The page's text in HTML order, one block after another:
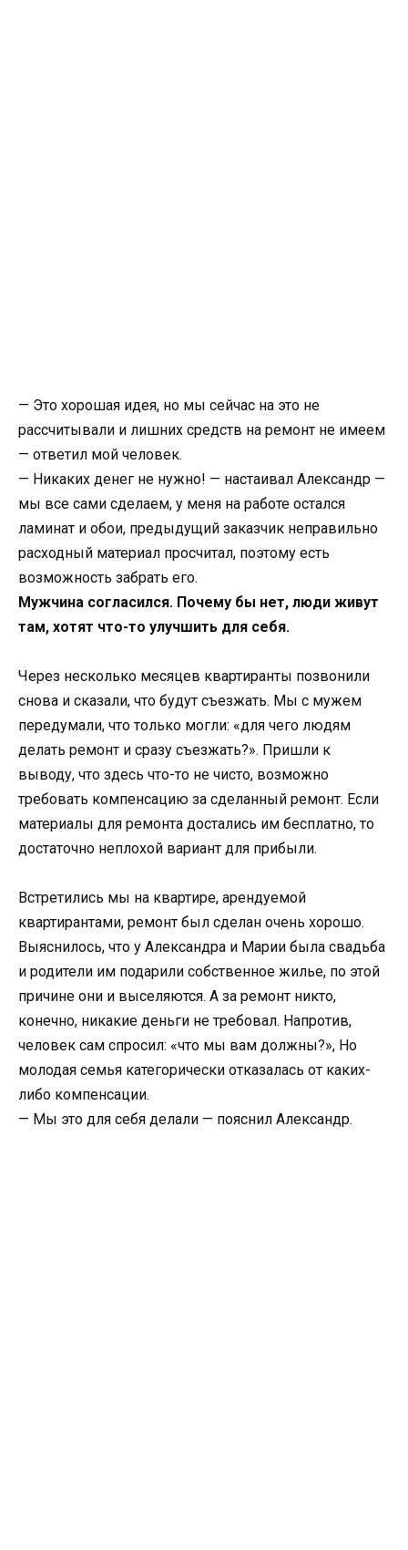
— Это хорошая идея, но мы сейчас на это не
рассчитывали и лишних средств на ремонт не имеем
— ответил мой человек.
— Никаких денег не нужно! — настаивал Александр —
мы все сами сделаем, у меня на работе остался
ламинат и обои, предыдущий заказчик неправильно
расходный материал просчитал, поэтому есть
возможность забрать его.
Мужчина согласился. Почему бы нет, люди живут
там, хотят что-то улучшить для себя.
Через несколько месяцев квартиранты позвонили
снова и сказали, что будут съезжать. Мы с мужем
передумали, что только могли: «для чего людям
делать ремонт и сразу съезжать?». Пришли к
выводу, что здесь что-то не чисто, возможно
требовать компенсацию за сделанный ремонт. Если
материалы для ремонта достались им бесплатно, то
достаточно неплохой вариант для прибыли.
Встретились мы на квартире, арендуемой
квартирантами, ремонт был сделан очень хорошо.
Выяснилось, что у Александра и Марии была свадьба
и родители им подарили собственное жилье, по этой
причине они и выселяются. А за ремонт никто,
конечно, никакие деньги не требовал. Напротив,
человек сам спросил: «что мы вам должны?», Но
молодая семья категорически отказалась от каких-
либо компенсации.
— Мы это для себя делали — пояснил Александр.